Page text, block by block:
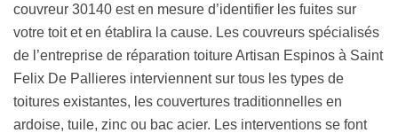
couvreur 30140 est en mesure d’identifier les fuites sur
votre toit et en établira la cause. Les couvreurs spécialisés
de l’entreprise de réparation toiture Artisan Espinos à Saint
Felix De Pallieres interviennent sur tous les types de
toitures existantes, les couvertures traditionnelles en
ardoise, tuile, zinc ou bac acier. Les interventions se font